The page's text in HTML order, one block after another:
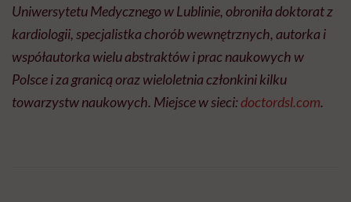
Uniwersytetu Medycznego w Lublinie, obroniła doktorat z
kardiologii, specjalistka chorób wewnętrznych, autorka i
współautorka wielu abstraktów i prac naukowych w
Polsce i za granicą oraz wieloletnia członkini kilku
towarzystw naukowych. Miejsce w sieci:doctordsl.com.